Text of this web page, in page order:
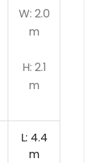
W: 2.0
m
H: 2.1
m
L: 4.4
m